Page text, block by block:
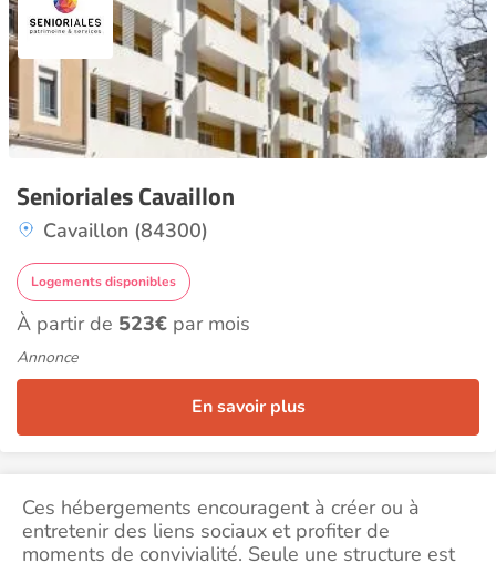
Senioriales Cavaillon
Cavaillon (84300)
Logements disponibles
À partir de 523€ par mois
Annonce
En savoir plus
Ces hébergements encouragent à créer ou à
entretenir des liens sociaux et profiter de
moments de convivialité. Seule une structure est